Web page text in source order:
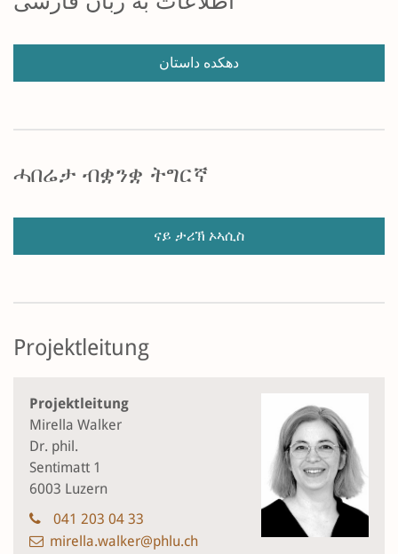
دهکده داستان
ሓበሬታ ብቋንቋ ትግርኛ
ናይ ታሪኽ ኦኣሲስ
Projektleitung
Projektleitung
Mirella Walker
Dr. phil.
Sentimatt 1
6003 Luzern
041 203 04 33
mirella.walker@phlu.ch